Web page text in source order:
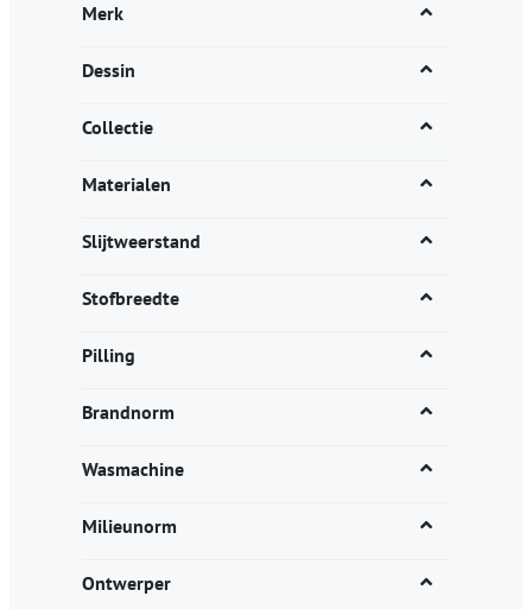
Merk
Dessin
Collectie
Materialen
Slijtweerstand
Stofbreedte
Pilling
Brandnorm
Wasmachine
Milieunorm
Ontwerper